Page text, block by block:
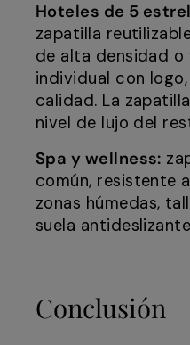
Hoteles de 5
zapatilla
de alta densidad o
individual con
calidad. La
nivel de lujo del
Spa y wellness:
común, resistente
zonas húmedas,
suela
Conclusión